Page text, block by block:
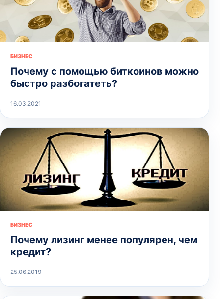
БИЗНЕС
Почему с помощью биткоинов можно
быстро разбогатеть?
16.03.2021
БИЗНЕС
Почему лизинг менее популярен, чем
кредит?
25.06.2019